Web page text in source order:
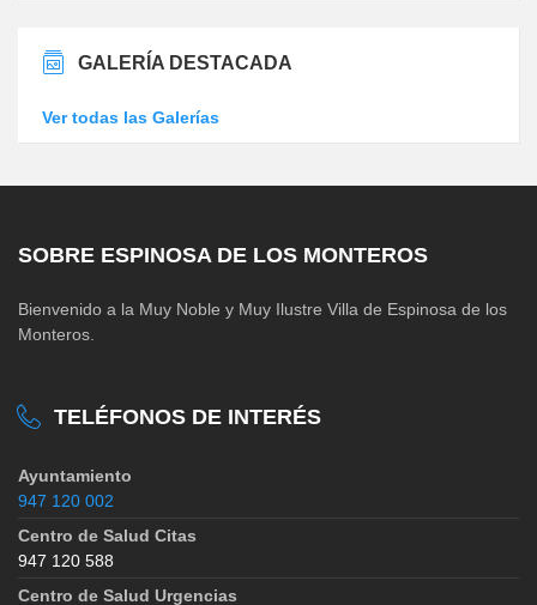
GALERÍA DESTACADA
Ver todas las Galerías
SOBRE ESPINOSA DE LOS MONTEROS
Bienvenido a la Muy Noble y Muy Ilustre Villa de Espinosa de los
Monteros.
TELÉFONOS DE INTERÉS
Ayuntamiento
947 120 002
Centro de Salud Citas
947 120 588
Centro de Salud Urgencias